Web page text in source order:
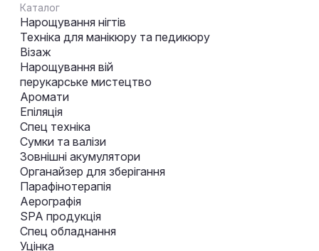
Каталог
Нарощування нігтів
Техніка для манікюру та педикюру
Візаж
Нарощування вій
перукарське мистецтво
Аромати
Епіляція
Спец техніка
Сумки та валізи
Зовнішні акумулятори
Органайзер для зберігання
Парафінотерапія
Аерографія
SPA продукція
Спец обладнання
Уцінка